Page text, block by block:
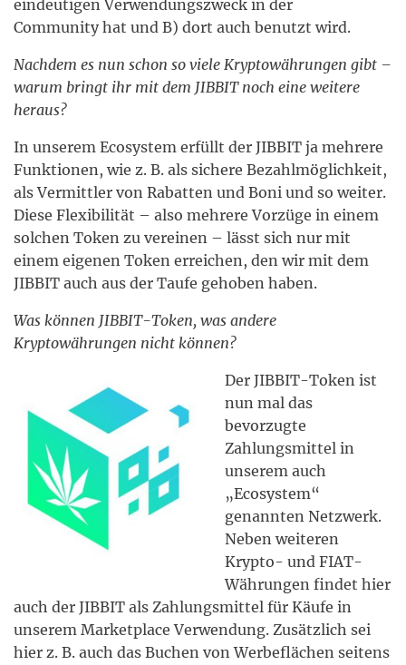
eindeutigen Verwendungszweck in der
Community hat und B) dort auch benutzt wird.
Nachdem es nun schon so viele Kryptowährungen gibt –
warum bringt ihr mit dem JIBBIT noch eine weitere
heraus?
In unserem Ecosystem erfüllt der JIBBIT ja mehrere
Funktionen, wie z. B. als sichere Bezahlmöglichkeit,
als Vermittler von Rabatten und Boni und so weiter.
Diese Flexibilität – also mehrere Vorzüge in einem
solchen Token zu vereinen – lässt sich nur mit
einem eigenen Token erreichen, den wir mit dem
JIBBIT auch aus der Taufe gehoben haben.
Was können JIBBIT-Token, was andere
Kryptowährungen nicht können?
Der JIBBIT-Token ist
nun mal das
bevorzugte
Zahlungsmittel in
unserem auch
„Ecosystem“
genannten Netzwerk.
Neben weiteren
Krypto- und FIAT-
Währungen findet hier
auch der JIBBIT als Zahlungsmittel für Käufe in
unserem Marketplace Verwendung. Zusätzlich sei
hier z. B. auch das Buchen von Werbeflächen seitens